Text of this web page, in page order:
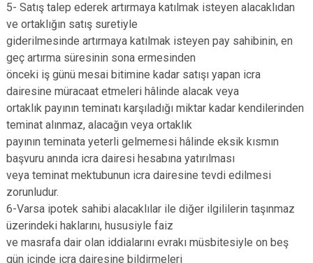
5- Satış talep ederek artırmaya katılmak isteyen alacaklıdan
ve ortaklığın satış suretiyle
giderilmesinde artırmaya katılmak isteyen pay sahibinin, en
geç artırma süresinin sona ermesinden
önceki iş günü mesai bitimine kadar satışı yapan icra
dairesine müracaat etmeleri hâlinde alacak veya
ortaklık payının teminatı karşıladığı miktar kadar kendilerinden
teminat alınmaz, alacağın veya ortaklık
payının teminata yeterli gelmemesi hâlinde eksik kısmın
başvuru anında icra dairesi hesabına yatırılması
veya teminat mektubunun icra dairesine tevdi edilmesi
zorunludur.
6-Varsa ipotek sahibi alacaklılar ile diğer ilgililerin taşınmaz
üzerindeki haklarını, hususiyle faiz
ve masrafa dair olan iddialarını evrakı müsbitesiyle on beş
gün içinde icra dairesine bildirmeleri